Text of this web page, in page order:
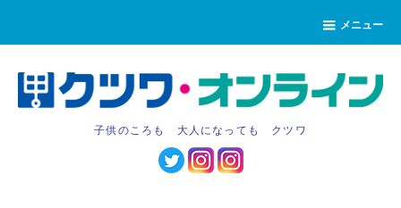
メニュー
子供のころも 大人になっても クツワ